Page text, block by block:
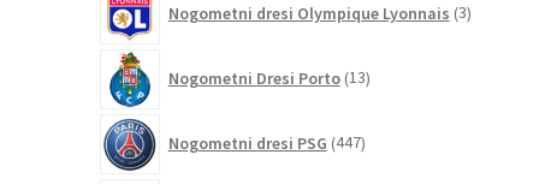
Nogometni dresi Olympique Lyonnais 3izdelki
Nogometni Dresi Porto 13izdelkov
Nogometni dresi PSG 447izdelkov